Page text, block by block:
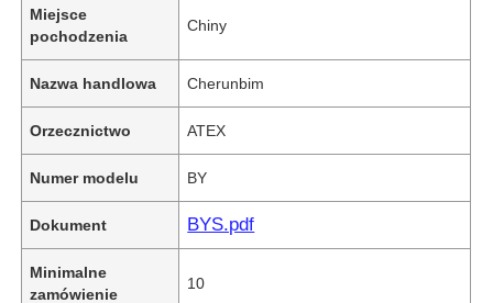
Miejsce
pochodzenia
Chiny
Nazwa handlowa Cherunbim
Orzecznictwo ATEX
Numer modelu BY
Dokument BYS.pdf
Minimalne
zamówienie
10